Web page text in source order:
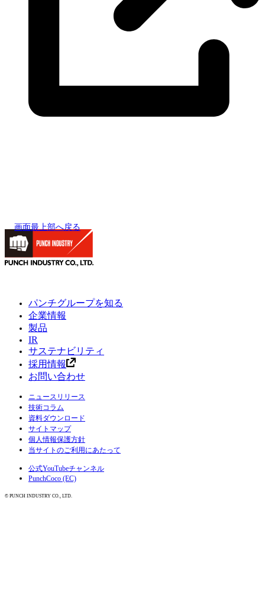
画面最上部へ戻る
パンチグループを知る
企業情報
製品
IR
サステナビリティ
採用情報
お問い合わせ
ニュースリリース
技術コラム
資料ダウンロード
サイトマップ
個人情報保護方針
当サイトのご利用にあたって
公式YouTubeチャンネル
PunchCoco (EC)
© PUNCH INDUSTRY CO., LTD.